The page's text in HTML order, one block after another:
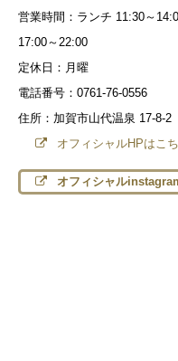
営業時間：ランチ 11:30～
17:00～22:00
定休日：月曜
電話番号：0761-76-0556
住所：加賀市山代温泉 17-8-2
オフィシャルHPはこ
オフィシャル